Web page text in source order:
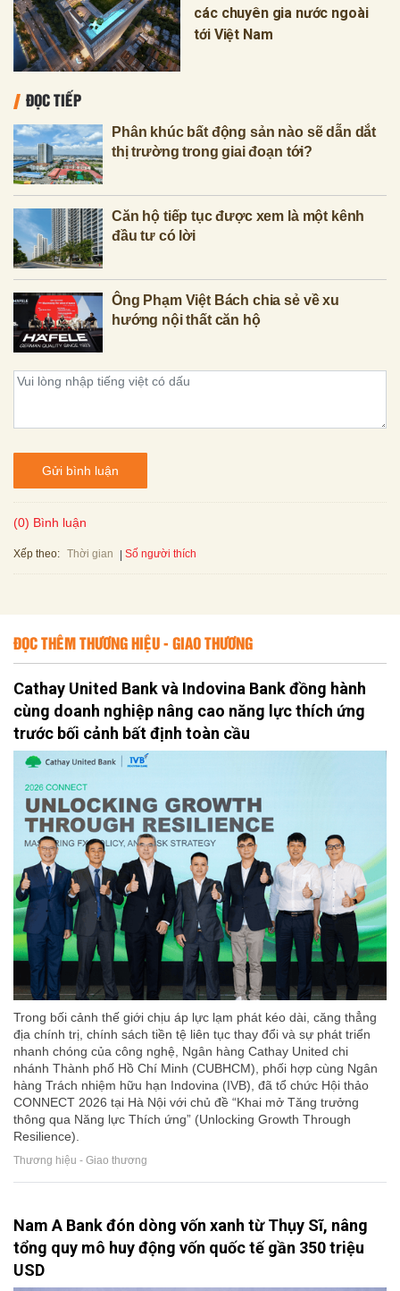
các chuyên gia nước ngoài
tới Việt Nam
ĐỌC TIẾP
Phân khúc bất động sản nào sẽ dẫn dắt
thị trường trong giai đoạn tới?
Căn hộ tiếp tục được xem là một kênh
đầu tư có lời
Ông Phạm Việt Bách chia sẻ về xu
hướng nội thất căn hộ
Gửi bình luận
(0) Bình luận
Xếp theo: Thời gian Số người thích
ĐỌC THÊM THƯƠNG HIỆU - GIAO THƯƠNG
Cathay United Bank và Indovina Bank đồng hành
cùng doanh nghiệp nâng cao năng lực thích ứng
trước bối cảnh bất định toàn cầu
Trong bối cảnh thế giới chịu áp lực lạm phát kéo dài, căng thẳng
địa chính trị, chính sách tiền tệ liên tục thay đổi và sự phát triển
nhanh chóng của công nghệ, Ngân hàng Cathay United chi
nhánh Thành phố Hồ Chí Minh (CUBHCM), phối hợp cùng Ngân
hàng Trách nhiệm hữu hạn Indovina (IVB), đã tổ chức Hội thảo
CONNECT 2026 tại Hà Nội với chủ đề “Khai mở Tăng trưởng
thông qua Năng lực Thích ứng” (Unlocking Growth Through
Resilience).
Thương hiệu - Giao thương
Nam A Bank đón dòng vốn xanh từ Thụy Sĩ, nâng
tổng quy mô huy động vốn quốc tế gần 350 triệu
USD